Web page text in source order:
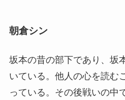
朝倉シン
坂本の昔の部下であり、坂
いている。他人の心を読む
っている。その後戦いの中